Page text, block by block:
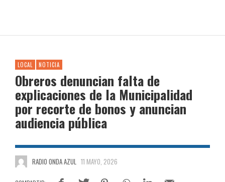
LOCAL NOTICIA
Obreros denuncian falta de
explicaciones de la Municipalidad
por recorte de bonos y anuncian
audiencia pública
RADIO ONDA AZUL 11 MAYO, 2026